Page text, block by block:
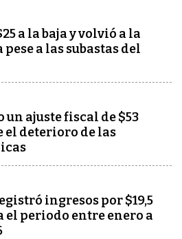
a la baja y volvió a la
a las subastas del
ajuste fiscal de $53
el deterioro de las
ingresos por $19,5
el periodo entre enero a